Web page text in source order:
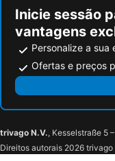
Munsch. Aux Ducs De
Coeur d'Alsace
Inicie sessão
vantagens
Personalize a sua
Ofertas e preços
trivago N.V., Kesselstraße 5
Direitos autorais 2026